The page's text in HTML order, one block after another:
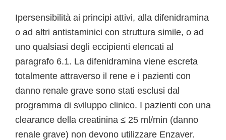
Ipersensibilità ai principi attivi, alla difenidramina
o ad altri antistaminici con struttura simile, o ad
uno qualsiasi degli eccipienti elencati al
paragrafo 6.1. La difenidramina viene escreta
totalmente attraverso il rene e i pazienti con
danno renale grave sono stati esclusi dal
programma di sviluppo clinico. I pazienti con una
clearance della creatinina ≤ 25 ml/min (danno
renale grave) non devono utilizzare Enzaver.